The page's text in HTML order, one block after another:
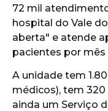
72 mil
hospital do Vale
aberta" e atende
pacientes por
A unidade tem
médicos), tem 320
ainda um Serviço